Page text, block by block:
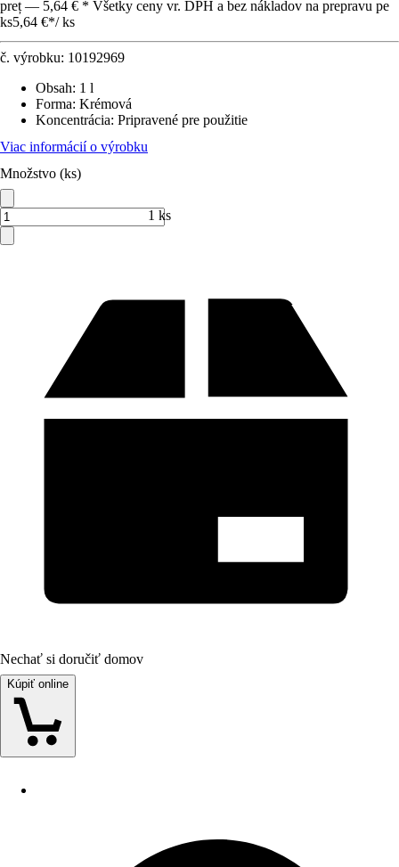
preț — 5,64 € * Všetky ceny vr. DPH a bez nákladov na prepravu pe
ks5,64 €*/ ks
č. výrobku: 10192969
Obsah: 1 l
Forma: Krémová
Koncentrácia: Pripravené pre použitie
Viac informácií o výrobku
Množstvo (ks)
1 ks
Nechať si doručiť domov
Kúpiť online